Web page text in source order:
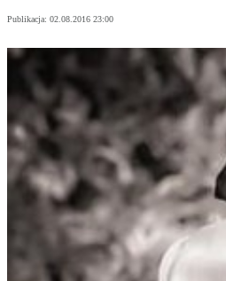
Publikacja: 02.08.2016 23:00